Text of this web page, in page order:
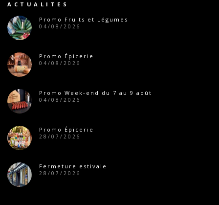
ACTUALITES
Promo Fruits et Légumes
04/08/2026
Promo Épicerie
04/08/2026
Promo Week-end du 7 au 9 août
04/08/2026
Promo Épicerie
28/07/2026
Fermeture estivale
28/07/2026